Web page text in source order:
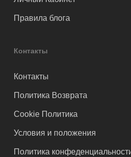
Правила блога
Контакты
Контакты
Политика Возврата
Cookie Политика
Условия и положения
Политика